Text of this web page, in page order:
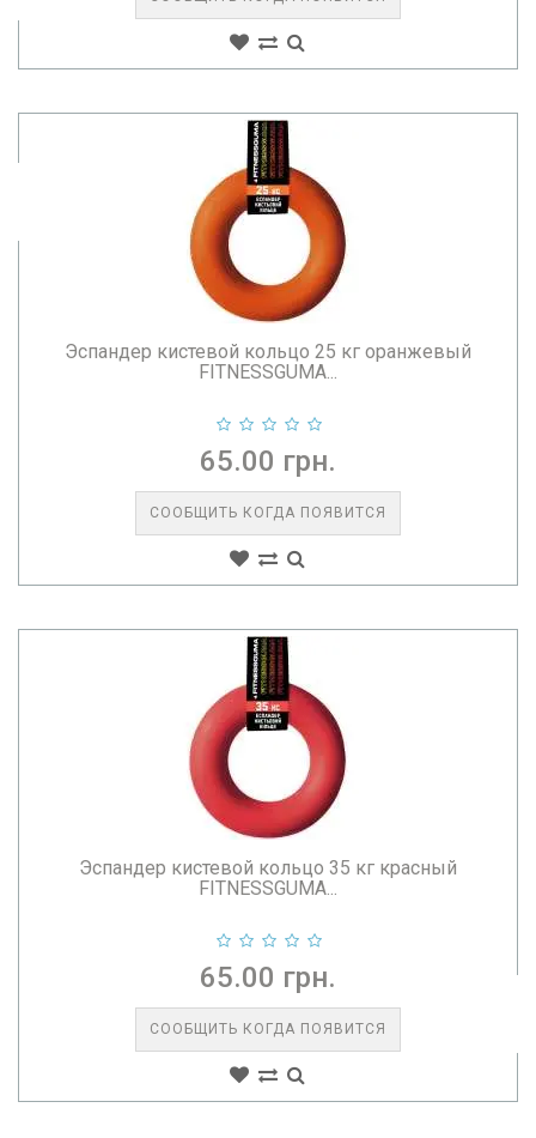
Эспандер кистевой кольцо 25 кг оранжевый
FITNESSGUMA...
65.00 грн.
СООБЩИТЬ КОГДА ПОЯВИТСЯ
Эспандер кистевой кольцо 35 кг красный
FITNESSGUMA...
65.00 грн.
СООБЩИТЬ КОГДА ПОЯВИТСЯ